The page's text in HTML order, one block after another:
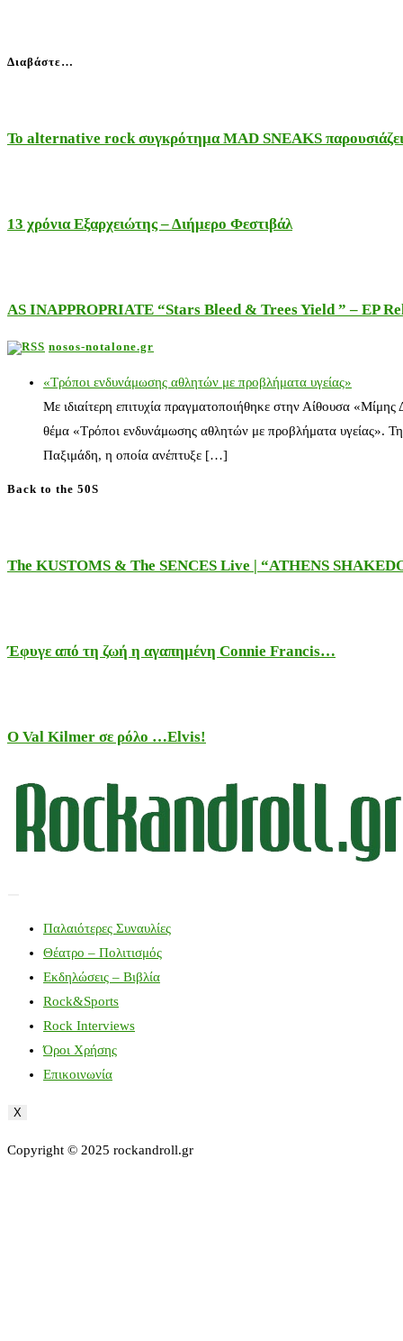
Διαβάστε…
Το alternative rock συγκρότημα MAD SNEAKS
13 χρόνια Εξαρχειώτης – Διήμερο Φεστιβάλ
AS INAPPROPRIATE “Stars Bleed & Trees Yield ” – EP
nosos-notalone.gr
«Τρόποι ενδυνάμωσης αθλητών με προβλήματα υγείας»
Με ιδιαίτερη επιτυχία πραγματοποιήθηκε στην Αίθουσα
θέμα «Τρόποι ενδυνάμωσης αθλητών με προβλήματα υγείας».
Παξιμάδη, η οποία ανέπτυξε […]
Back to the 50S
The KUSTOMS & The SENCES Live | “ATHENS
Έφυγε από τη ζωή η αγαπημένη Connie Francis…
Ο Val Kilmer σε ρόλο …Elvis!
Παλαιότερες Συναυλίες
Θέατρο – Πολιτισμός
Εκδηλώσεις – Βιβλία
Rock&Sports
Rock Interviews
Όροι Χρήσης
Επικοινωνία
X
Copyright © 2025 rockandroll.gr